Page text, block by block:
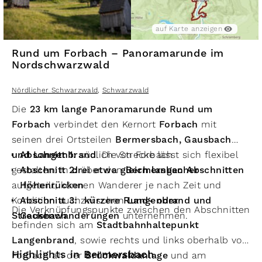
auf Karte anzeigen
Rund um Forbach – Panoramarunde im
Nordschwarzwald
Nördlicher Schwarzwald Schwarzwald
Die 23 km lange Panoramarunde Rund um
Forbach verbindet den Kernort Forbach mit
seinen drei Ortsteilen Bermersbach, Gausbach
und Langenbrand. Die Strecke lässt sich flexibel
gestalten: Indrei etwa gleich langen Abschnitten
aufgeteilt, können Wanderer je nach Zeit und
Kondition auchkürzere Rund- oder
Streckenwanderungenunternehmen.
Abschnitt 1:südlich von Forbach
Abschnitt 2:über denBermersbacher
Höhenrücken
Abschnitt 3:zwischenLangenbrand und
Gausbach
Die Verknüpfungspunkte zwischen den Abschnitten
befinden sich am Stadtbahnhaltepunkt
Langenbrand, sowie rechts und links oberhalb von
Forbach an der Brückwaldanlage und am
Highlights in Bermersbach